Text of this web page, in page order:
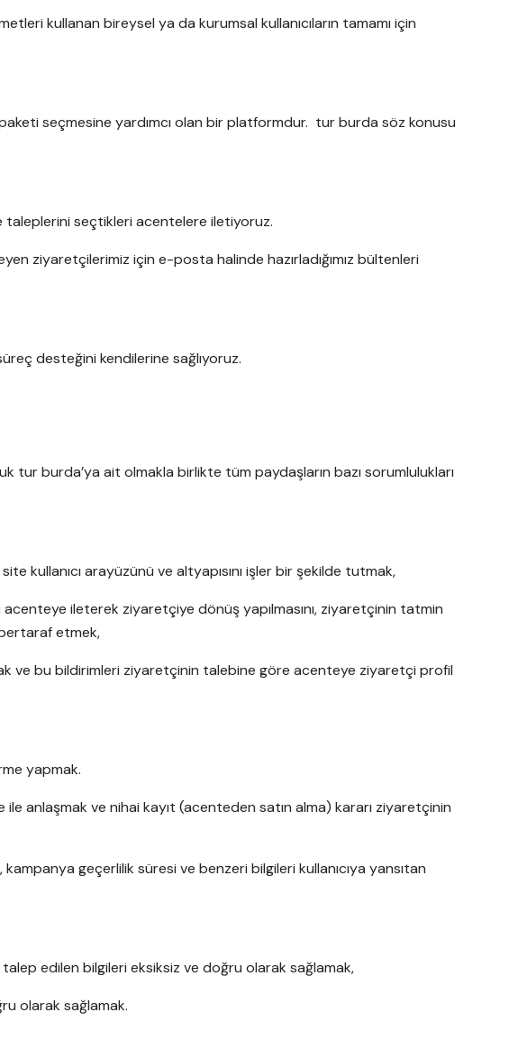
kullanan bireysel ya da kurumsal kullanıcıların tamamı için
seçmesine yardımcı olan bir platformdur. tur burda söz konusu
taleplerini seçtikleri acentelere iletiyoruz.
ziyaretçilerimiz için e-posta halinde hazırladığımız bültenleri
desteğini kendilerine sağlıyoruz.
burda’ya ait olmakla birlikte tüm paydaşların bazı sorumlulukları
kullanıcı arayüzünü ve altyapısını işler bir şekilde tutmak,
ileterek ziyaretçiye dönüş yapılmasını, ziyaretçinin tatmin
etmek,
ve bu bildirimleri ziyaretçinin talebine göre acenteye ziyaretçi profil
yapmak.
anlaşmak ve nihai kayıt (acenteden satın alma) kararı ziyaretçinin
geçerlilik süresi ve benzeri bilgileri kullanıcıya yansıtan
edilen bilgileri eksiksiz ve doğru olarak sağlamak,
olarak sağlamak.